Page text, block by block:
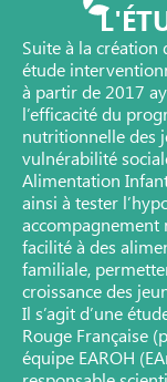
Suite à la
étude
à partir de 2017
l’efficacité du
nutritionnelle des
vulnérabilité
Alimentation
ainsi à tester
accompagnement
facilité à des
familiale,
croissance des
Il s’agit d’une
Rouge Française
équipe EAROH